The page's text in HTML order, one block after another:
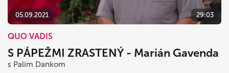
05.09.2021 29:03
QUO VADIS
S PÁPEŽMI ZRASTENÝ - Marián Gavenda
s Palim Dankom